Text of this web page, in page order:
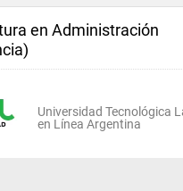
en Administración
Universidad Tecnológica
en Línea Argentina